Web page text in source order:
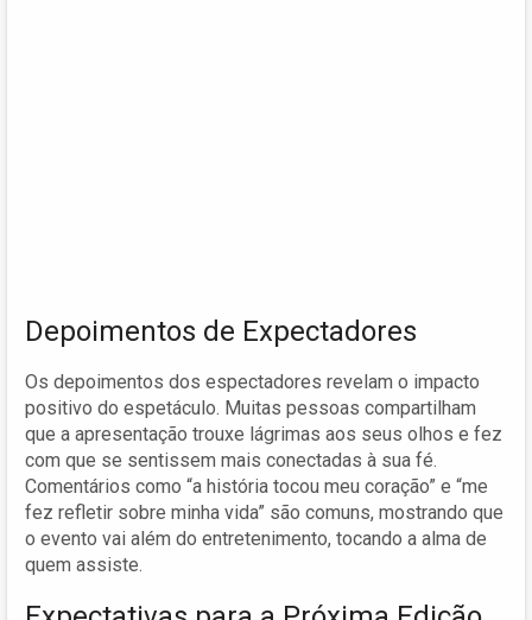
Depoimentos de Expectadores
Os depoimentos dos espectadores revelam o impacto
positivo do espetáculo. Muitas pessoas compartilham
que a apresentação trouxe lágrimas aos seus olhos e fez
com que se sentissem mais conectadas à sua fé.
Comentários como “a história tocou meu coração” e “me
fez refletir sobre minha vida” são comuns, mostrando que
o evento vai além do entretenimento, tocando a alma de
quem assiste.